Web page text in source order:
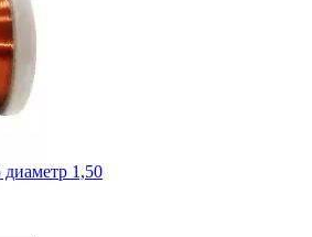
1,50